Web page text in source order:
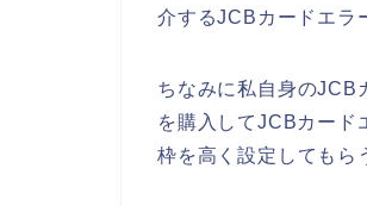
介するJCBカードエラ
ちなみに私自身のJCB
を購入してJCBカード
枠を高く設定してもら